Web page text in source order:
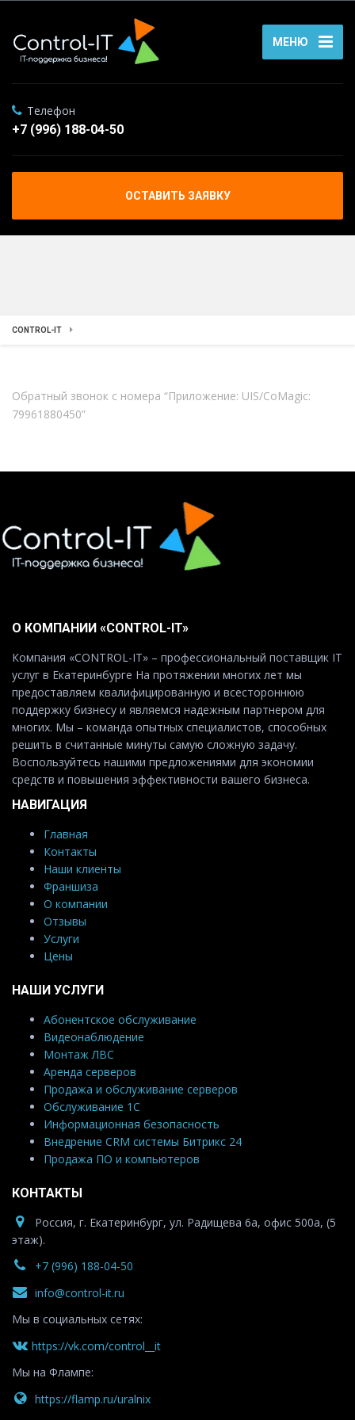
МЕНЮ
Телефон
+7 (996) 188-04-50
ОСТАВИТЬ ЗАЯВКУ
CONTROL-IT
Обратный звонок с номера “Приложение: UIS/CoMagic:
79961880450”
О КОМПАНИИ «CONTROL-IT»
Компания «CONTROL-IT» – профессиональный поставщик IT
услуг в Екатеринбурге На протяжении многих лет мы
предоставляем квалифицированную и всестороннюю
поддержку бизнесу и являемся надежным партнером для
многих. Мы – команда опытных специалистов, способных
решить в считанные минуты самую сложную задачу.
Воспользуйтесь нашими предложениями для экономии
средств и повышения эффективности вашего бизнеса.
НАВИГАЦИЯ
Главная
Контакты
Наши клиенты
Франшиза
О компании
Отзывы
Услуги
Цены
НАШИ УСЛУГИ
Абонентское обслуживание
Видеонаблюдение
Монтаж ЛВС
Аренда серверов
Продажа и обслуживание серверов
Обслуживание 1С
Информационная безопасность
Внедрение CRM системы Битрикс 24
Продажа ПО и компьютеров
КОНТАКТЫ
Россия, г. Екатеринбург, ул. Радищева 6а, офис 500а, (5
этаж).
+7 (996) 188-04-50
info@control-it.ru
Мы в социальных сетях:
https://vk.com/control__it
Мы на Флампе:
https://flamp.ru/uralnix